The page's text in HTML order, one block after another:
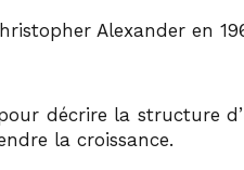
Alexander en
décrire la structure
la croissance.